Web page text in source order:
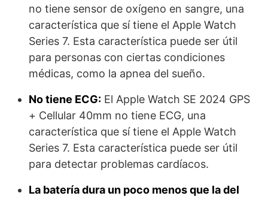
no tiene sensor de oxígeno en sangre, una
característica que sí tiene el Apple Watch
Series 7. Esta característica puede ser útil
para personas con ciertas condiciones
médicas, como la apnea del sueño.
No tiene ECG: El Apple Watch SE 2024 GPS
+ Cellular 40mm no tiene ECG, una
característica que sí tiene el Apple Watch
Series 7. Esta característica puede ser útil
para detectar problemas cardíacos.
La batería dura un poco menos que la del